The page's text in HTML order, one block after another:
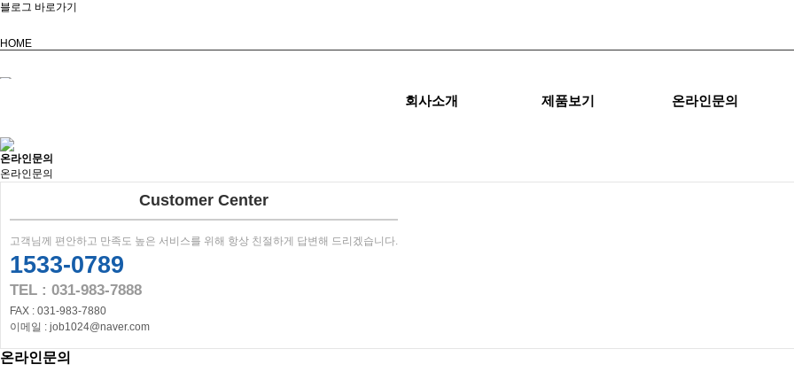
블로그 바로가기
HOME
회사소개 제품보기 온라인문의
온라인문의
온라인문의
Customer Center
고객님께 편안하고 만족도 높은 서비스를 위해 항상 친절하게 답변해 드리겠습니다.
1533-0789
TEL : 031-983-7888
FAX : 031-983-7880
이메일 : job1024@naver.com
온라인문의